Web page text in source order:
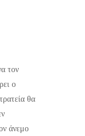
τον
ο
θα
άνεμο